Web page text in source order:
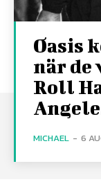
Oasis
när de
Roll
MICHAEL - 6